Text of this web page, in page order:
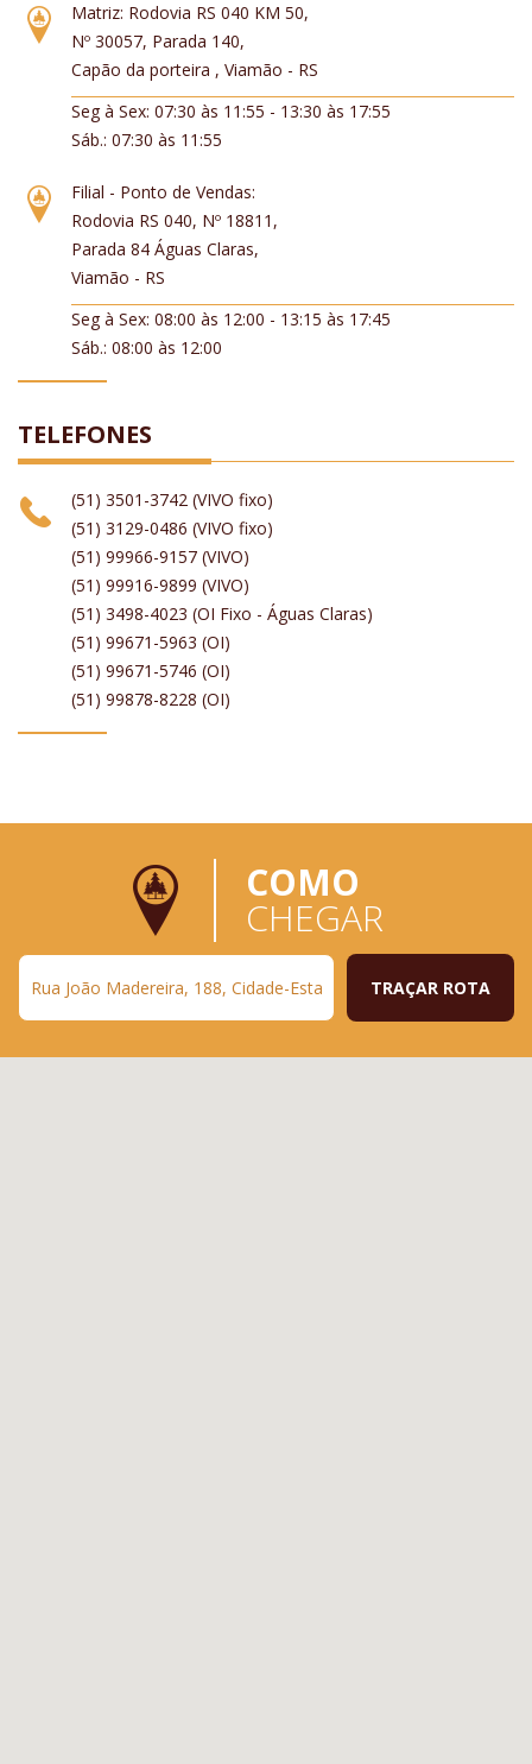
Matriz: Rodovia RS 040 KM 50,
Nº 30057, Parada 140,
Capão da porteira , Viamão - RS
Seg à Sex: 07:30 às 11:55 - 13:30 às 17:55
Sáb.: 07:30 às 11:55
Filial - Ponto de Vendas:
Rodovia RS 040, Nº 18811,
Parada 84 Águas Claras,
Viamão - RS
Seg à Sex: 08:00 às 12:00 - 13:15 às 17:45
Sáb.: 08:00 às 12:00
TELEFONES
(51) 3501-3742 (VIVO fixo)
(51) 3129-0486 (VIVO fixo)
(51) 99966-9157 (VIVO)
(51) 99916-9899 (VIVO)
(51) 3498-4023 (OI Fixo - Águas Claras)
(51) 99671-5963 (OI)
(51) 99671-5746 (OI)
(51) 99878-8228 (OI)
COMO
CHEGAR
TRAÇAR ROTA